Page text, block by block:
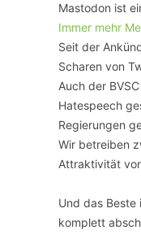
Mastodon ist
Immer mehr
Seit der
Scharen von
Auch der
Hatespeech
Regierungen
Wir betreiben
Attraktivität
Und das
komplett